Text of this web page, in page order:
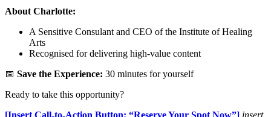
About Charlotte:
A Sensitive Consulant and CEO of the Institute of Healing
Arts
Recognised for delivering high-value content
📅 Save the Experience: 30 minutes for yourself
Ready to take this opportunity?
[Insert Call-to-Action Button: “Reserve Your Spot Now”] insert